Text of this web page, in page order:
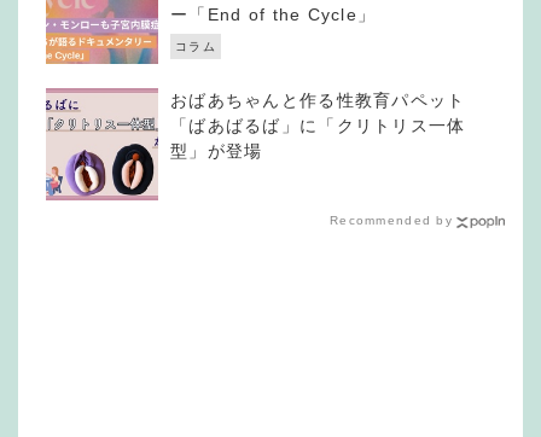
ー「End of the Cycle」
コラム
おばあちゃんと作る性教育パペット
「ばあばるば」に「クリトリス一体
型」が登場
Recommended by